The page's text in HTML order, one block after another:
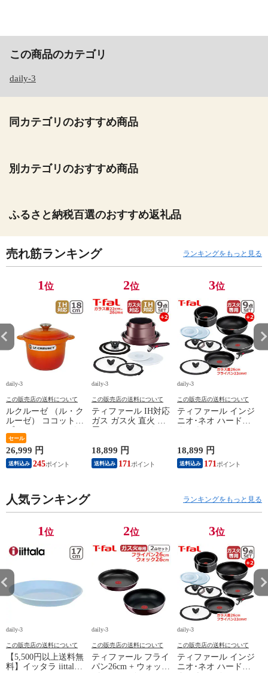
この商品のカテゴリ
daily-3
同カテゴリのおすすめ商品
別カテゴリのおすすめ商品
ふるさと納税百選のおすすめ返礼品
売れ筋ランキング ランキングをもっと見る
1位
daily-3
この販売店の送料について
ルクルーゼ （ル・ク
ルーゼ） ココットエ
ブリィ 18cm インナ
ーリッド付き オレン
ジ ホーロー鍋 IH対
応 直火（ガス火）対
応 Le Creuset【北海
セール
26,999 円
送料込み 245
2位
daily-3
この販売店の送料について
ティファール IH対応
ガス ガス火 直火 兼
用 インジニオ･ネオ
アンリミテッド セッ
ト9 L38591 + バタフ
ライガラスぶた
18,899 円
送料込み 171
3位
daily-3
この販売店の送料について
ティファール インジ
ニオ･ネオ ハードチ
タニウム･インテンス
点 L43891 + フライ
パン22cm + バタフラ
イガラスぶた 26cm付
用 直火 T-fal 【北海
2009c2222
18,899 円
送料込み 171
人気ランキング ランキングをもっと見る
1位
daily-3
この販売店の送料について
【5,500円以上送料無
料】イッタラ iittala
2位
daily-3
この販売店の送料について
ティファール フライ
パン26cm + ウォック
パン26cm インジニ
3位
daily-3
この販売店の送料について
ティファール インジ
ニオ･ネオ ハードチ
タニウム･インテンス